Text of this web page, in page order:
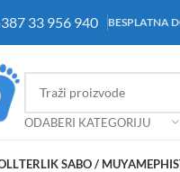
33 956 940 BESPLATNA
ODABERI KATEGORIJU
TERLIK SABO / MUYA